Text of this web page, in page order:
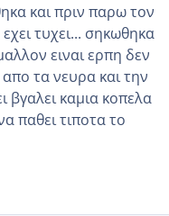
και πριν παρω τον
τυχει... σηκωθηκα
ειναι ερπη δεν
τα νευρα και την
βγαλει καμια κοπελα
παθει τιποτα το